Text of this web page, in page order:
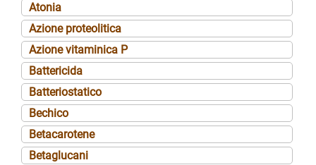
Atonia
Azione proteolitica
Azione vitaminica P
Battericida
Batteriostatico
Bechico
Betacarotene
Betaglucani